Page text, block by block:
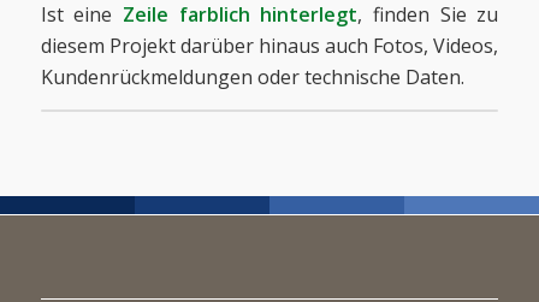
Ist eine Zeile farblich hinterlegt, finden Sie zu
diesem Projekt darüber hinaus auch Fotos, Videos,
Kundenrückmeldungen oder technische Daten.